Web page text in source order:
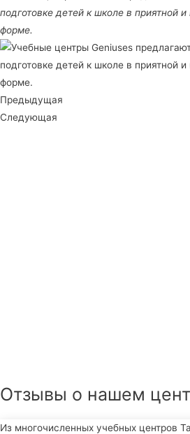
подготовке детей к школе в приятной и
форме.
Предыдущая
Следующая
Отзывы о нашем
Из многочисленных учебных центров